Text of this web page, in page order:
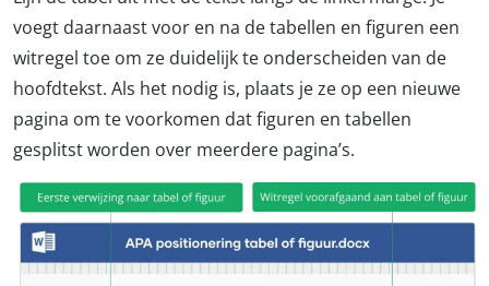
voegt daarnaast voor en na de tabellen en figuren een
witregel toe om ze duidelijk te onderscheiden van de
hoofdtekst. Als het nodig is, plaats je ze op een nieuwe
pagina om te voorkomen dat figuren en tabellen
gesplitst worden over meerdere pagina’s.